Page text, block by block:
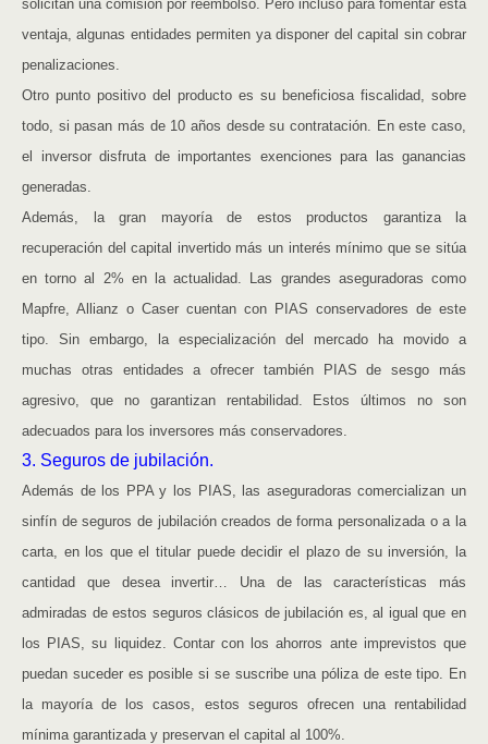
solicitan una comisión por reembolso. Pero incluso para fomentar esta
ventaja, algunas entidades permiten ya disponer del capital sin cobrar
penalizaciones.
Otro punto positivo del producto es su beneficiosa fiscalidad, sobre
todo, si pasan más de 10 años desde su contratación. En este caso,
el inversor disfruta de importantes exenciones para las ganancias
generadas.
Además, la gran mayoría de estos productos garantiza la
recuperación del capital invertido más un interés mínimo que se sitúa
en torno al 2% en la actualidad. Las grandes aseguradoras como
Mapfre, Allianz o Caser cuentan con PIAS conservadores de este
tipo. Sin embargo, la especialización del mercado ha movido a
muchas otras entidades a ofrecer también PIAS de sesgo más
agresivo, que no garantizan rentabilidad. Estos últimos no son
adecuados para los inversores más conservadores.
3. Seguros de jubilación.
Además de los PPA y los PIAS, las aseguradoras comercializan un
sinfín de seguros de jubilación creados de forma personalizada o a la
carta, en los que el titular puede decidir el plazo de su inversión, la
cantidad que desea invertir… Una de las características más
admiradas de estos seguros clásicos de jubilación es, al igual que en
los PIAS, su liquidez. Contar con los ahorros ante imprevistos que
puedan suceder es posible si se suscribe una póliza de este tipo. En
la mayoría de los casos, estos seguros ofrecen una rentabilidad
mínima garantizada y preservan el capital al 100%.